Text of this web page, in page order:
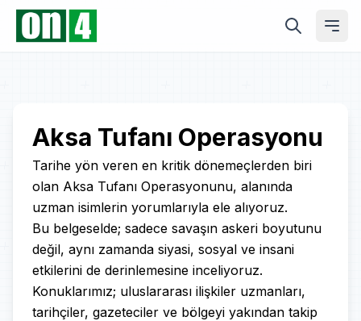
Play
Video
Aksa Tufanı Operasyonu
Tarihe yön veren en kritik dönemeçlerden biri
olan Aksa Tufanı Operasyonunu, alanında
uzman isimlerin yorumlarıyla ele alıyoruz.
Bu belgeselde; sadece savaşın askeri boyutunu
değil, aynı zamanda siyasi, sosyal ve insani
etkilerini de derinlemesine inceliyoruz.
Konuklarımız; uluslararası ilişkiler uzmanları,
tarihçiler, gazeteciler ve bölgeyi yakından takip